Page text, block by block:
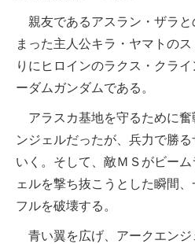
親友であるアスラン・ザラと
まった主人公キラ・ヤマトの
りにヒロインのラクス・クラ
ーダムガンダムである。
アラスカ基地を守るために奮
ンジェルだったが、兵力で勝
いく。そして、敵ＭＳがビー
ェルを撃ち抜こうとした瞬間
フルを破壊する。
青い翼を広げ、アークエンジ